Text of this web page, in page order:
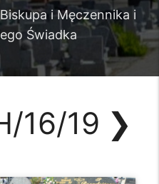
i Męczennika i
Świadka
❯
16/19